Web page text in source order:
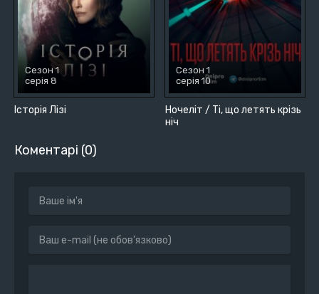
Історія Лізі
Сезон 1
серія 8
Ночеліт / Ті, що летять крізь
ніч
Сезон 1
серія 10
Коментарі (0)